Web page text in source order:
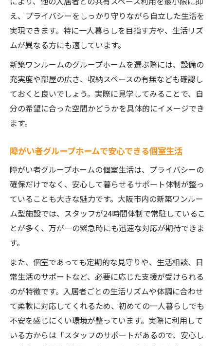
え、プライバシーをしっかり守りながら自立した生活を
実現できます。特に一人暮らしを目指す方や、生活リズ
ムが異なる方にも適しています。
新築ワンルームのグループホームを選ぶ際には、設備の
充実度や部屋の広さ、収納スペースの有無なども確認し
ておくと良いでしょう。実際に見学してみることで、自
分の希望に合った空間かどうかを具体的にイメージでき
ます。
障がい者グループホームで安心できる個室生活
障がい者グループホームの個室生活は、プライバシーの
確保だけでなく、安心して暮らせるサポート体制が整っ
ていることも大きな魅力です。大阪市内の新築ワンルー
ム型施設では、スタッフが24時間体制で常駐しているこ
とが多く、万が一の緊急時にも迅速な対応が期待できま
す。
また、個室であっても定期的な見守りや、生活相談、日
常生活のサポートなど、必要に応じた支援が受けられる
のが特徴です。入居者ごとの生活リズムや体調に合わせ
て柔軟に対応してくれるため、初めての一人暮らしでも
不安を感じにくい環境が整っています。実際に利用して
いる方からは「スタッフのサポートがあるので、安心し